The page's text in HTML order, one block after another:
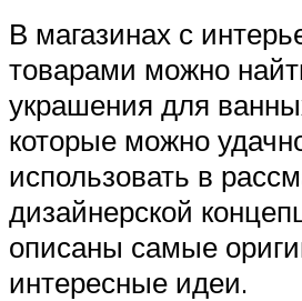
В магазинах с
товарами можно
украшения для
которые можно
использовать в
дизайнерской
описаны самые
интересные идеи.